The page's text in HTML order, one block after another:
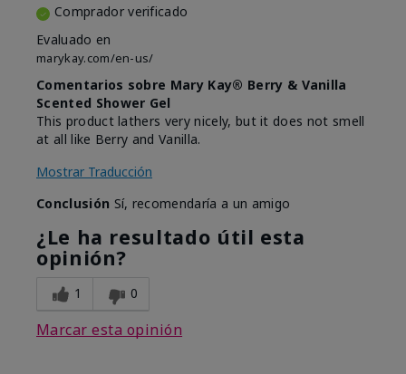
Comprador verificado
Evaluado en
marykay.com/en-us/
Comentarios sobre Mary Kay® Berry & Vanilla
Scented Shower Gel
This product lathers very nicely, but it does not smell
at all like Berry and Vanilla.
Mostrar Traducción
Conclusión Sí, recomendaría a un amigo
¿Le ha resultado útil esta
opinión?
1 0
Marcar esta opinión